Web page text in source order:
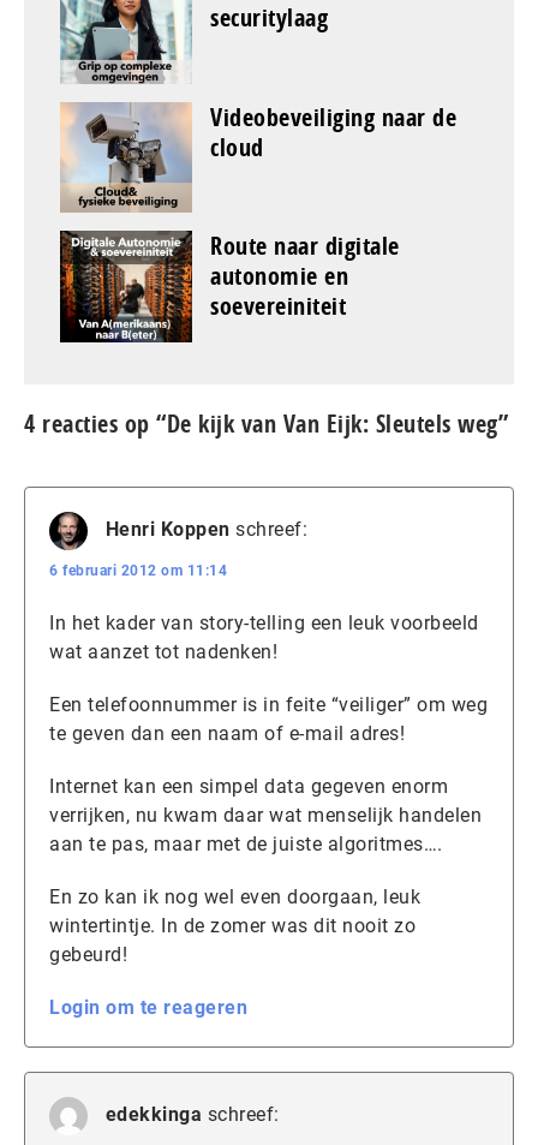
securitylaag
Videobeveiliging naar de
cloud
Route naar digitale
autonomie en
soevereiniteit
4 reacties op “De kijk van Van Eijk: Sleutels weg”
Henri Koppen schreef:
6 februari 2012 om 11:14
In het kader van story-telling een leuk voorbeeld
wat aanzet tot nadenken!
Een telefoonnummer is in feite “veiliger” om weg
te geven dan een naam of e-mail adres!
Internet kan een simpel data gegeven enorm
verrijken, nu kwam daar wat menselijk handelen
aan te pas, maar met de juiste algoritmes….
En zo kan ik nog wel even doorgaan, leuk
wintertintje. In de zomer was dit nooit zo
gebeurd!
Login om te reageren
edekkinga schreef: